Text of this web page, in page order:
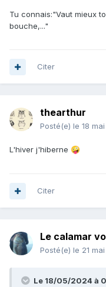
Tu connais:"Vaut mieux
bouche,..."
Citer
thearthur
Posté(e) le 18
L'hiver j'hiberne 🤪
Citer
Le calamar
Posté(e) le 21
Le 18/05/2024 à